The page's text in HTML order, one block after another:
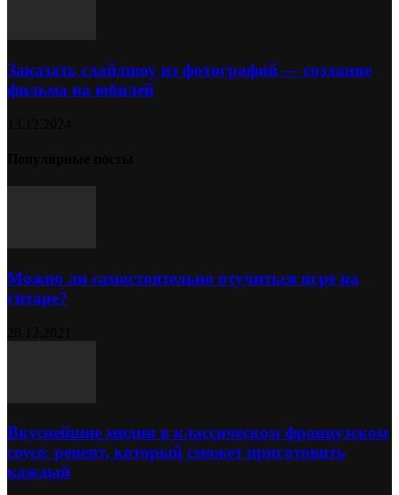
Заказать слайдшоу из фотографий — создание
фильма на юбилей
Можно ли самостоятельно отучиться игре на
гитаре?
Вкуснейшие мидии в классическом французском
соусе: рецепт, который сможет приготовить
каждый